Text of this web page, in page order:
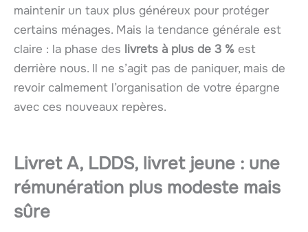
maintenir un taux plus généreux pour protéger
certains ménages. Mais la tendance générale est
claire : la phase des livrets à plus de 3 % est
derrière nous. Il ne s’agit pas de paniquer, mais de
revoir calmement l’organisation de votre épargne
avec ces nouveaux repères.
Livret A, LDDS, livret jeune : une
rémunération plus modeste mais
sûre